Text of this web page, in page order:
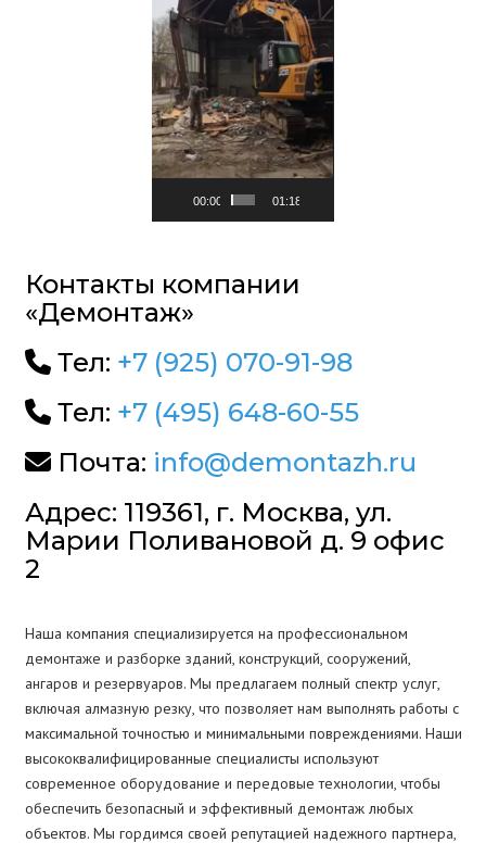
00:00 01:18
Контакты компании
«Демонтаж»
Тел: +7 (925) 070-91-98
Тел: +7 (495) 648-60-55
Почта: info@demontazh.ru
Адрес: 119361, г. Москва, ул.
Марии Поливановой д. 9 офис
2
Наша компания специализируется на профессиональном
демонтаже и разборке зданий, конструкций, сооружений,
ангаров и резервуаров. Мы предлагаем полный спектр услуг,
включая алмазную резку, что позволяет нам выполнять работы с
максимальной точностью и минимальными повреждениями. Наши
высококвалифицированные специалисты используют
современное оборудование и передовые технологии, чтобы
обеспечить безопасный и эффективный демонтаж любых
объектов. Мы гордимся своей репутацией надежного партнера,